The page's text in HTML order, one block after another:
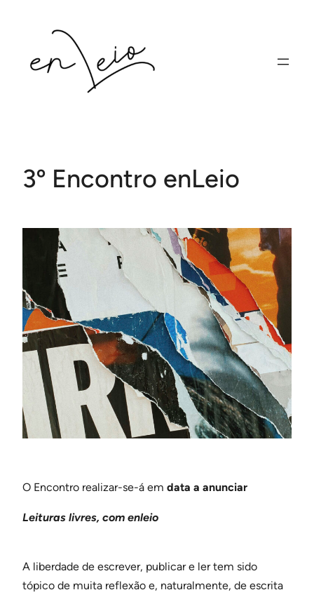
conteúdo
3º Encontro enLeio
O Encontro realizar-se-á em data a anunciar
Leituras livres, com enleio
A liberdade de escrever, publicar e ler tem sido
tópico de muita reflexão e, naturalmente, de escrita